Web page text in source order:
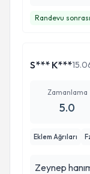
Randevu sonrası
S*** K***
Zamanlama
5.0
Eklem Ağrıları
Zeynep